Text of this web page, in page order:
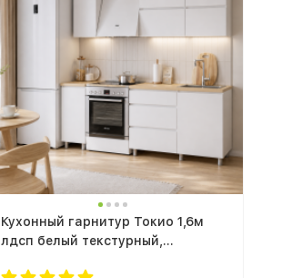
Кухонный гарнитур Токио 1,6м
лдсп белый текстурный,